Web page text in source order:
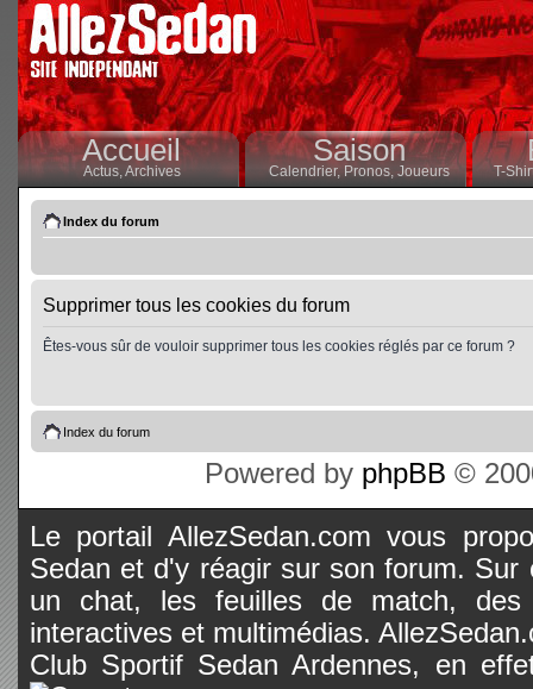
Accueil
Actus,Archives
Saison
Calendrier,Pronos, Joueurs T-
Index du forum
Supprimer tous les cookies du forum
Êtes-vous sûr de vouloir supprimer tous les cookies réglés par ce forum ?
Index du forum
Powered by phpBB ©
Le portail AllezSedan.com vous
Sedan et d'y réagir sur son forum.
un chat, les feuilles de match, des
interactives et multimédias.
Club Sportif Sedan Ardennes, en